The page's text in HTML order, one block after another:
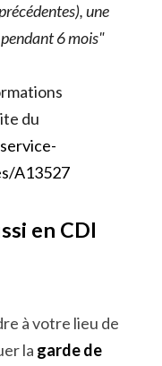
une
6 mois"
du
A13527
en CDI
à votre lieu de
la garde de